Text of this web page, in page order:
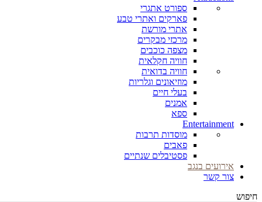
ספורט אתגרי
פארקים ואתרי טבע
אתרי מורשת
מרכזי מבקרים
מצפה כוכבים
חוויה חקלאית
חוויה בדואית
מוזיאונים וגלריות
בעלי חיים
אמנים
ספא
Entertainment
מוסדות תרבות
פאבים
פסטיבלים שנתיים
אירועים בנגב
צור קשר
חיפוש